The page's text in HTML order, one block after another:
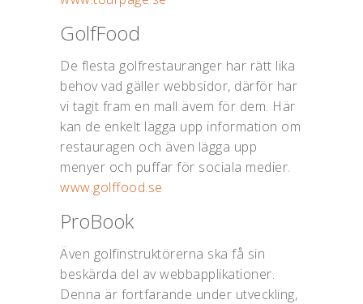
GolfFood
De flesta golfrestauranger har rätt lika
behov vad gäller webbsidor, därför har
vi tagit fram en mall ävem för dem. Här
kan de enkelt lägga upp information om
restauragen och även lägga upp
menyer och puffar för sociala medier.
www.golffood.se
ProBook
Även golfinstruktörerna ska få sin
beskärda del av webbapplikationer.
Denna är fortfarande under utveckling,